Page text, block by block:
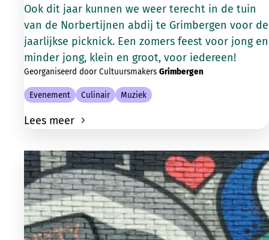
Ook dit jaar kunnen we weer terecht in de tuin
van de Norbertijnen abdij te Grimbergen voor de
jaarlijkse picknick. Een zomers feest voor jong en
minder jong, klein en groot, voor iedereen!
Georganiseerd door Cultuursmakers Grimbergen
Evenement Culinair Muziek
Lees meer